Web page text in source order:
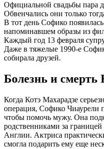
Официальной свадьбы пара
Обвенчались они только
В тот день Софико
напоминавшем образы из
Каждый год 13 февраля
Даже в тяжелые 1990-е
собирала друзей.
Болезнь и смерть
Когда Котэ Махарадзе
операция, Софико Чиаурели
чтобы помочь мужу. Она
родственниками за
Англии. Актриса
смогла подарить ему еще